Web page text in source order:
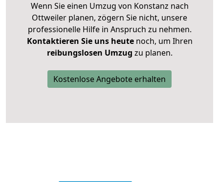
Wenn Sie einen Umzug von Konstanz nach
Ottweiler planen, zögern Sie nicht, unsere
professionelle Hilfe in Anspruch zu nehmen.
Kontaktieren Sie uns heutenoch, um Ihren
reibungslosen Umzug zu planen.
Kostenlose Angebote erhalten